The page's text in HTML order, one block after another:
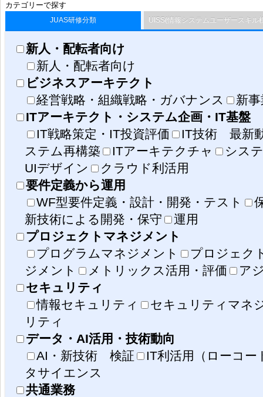
カテゴリーで探す
JUAS研修分類
新人・配転者向け
新人・配転者向け
ビジネスアーキテクト
経営戦略・組織戦略・ガバナンス
新
ITアーキテクト・システム企画・IT基盤
IT戦略策定・IT投資評価
IT技術 最新
ステム再構築
ITアーキテクチャ
シス
UIデザイン
クラウド利活用
要件定義から運用
WF型要件定義・設計・開発・テスト
新技術による開発・保守
運用
プロジェクトマネジメント
プログラムマネジメント
プロジェク
ジメント
メトリックス活用・評価
ア
セキュリティ
情報セキュリティ
セキュリティマネ
リティ
データ・AI活用・技術動向
AI・新技術 検証
IT利活用（ローコー
タサイエンス
共通業務
UISS(情報システムユーザースキル